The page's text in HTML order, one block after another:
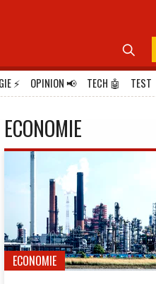

⚡ OPINION📢 TECH 🤖 TEST
ECONOMIE
ECONOMIE